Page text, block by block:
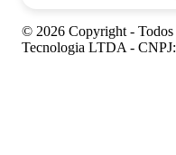
© 2026 Copyright - Todos
Tecnologia LTDA -